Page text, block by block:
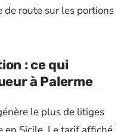
route sur les portions
: ce qui
à Palerme
le plus de litiges